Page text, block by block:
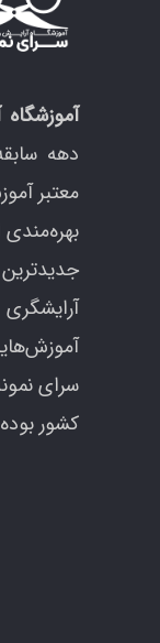
آموزشگاه
دهه
معتبر
بهره‌مندی
سرای
کشور